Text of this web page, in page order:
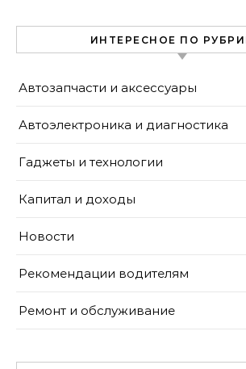
ИНТЕРЕСНОЕ ПО
Автозапчасти и аксессуары
Автоэлектроника и диагностика
Гаджеты и технологии
Капитал и доходы
Новости
Рекомендации водителям
Ремонт и обслуживание